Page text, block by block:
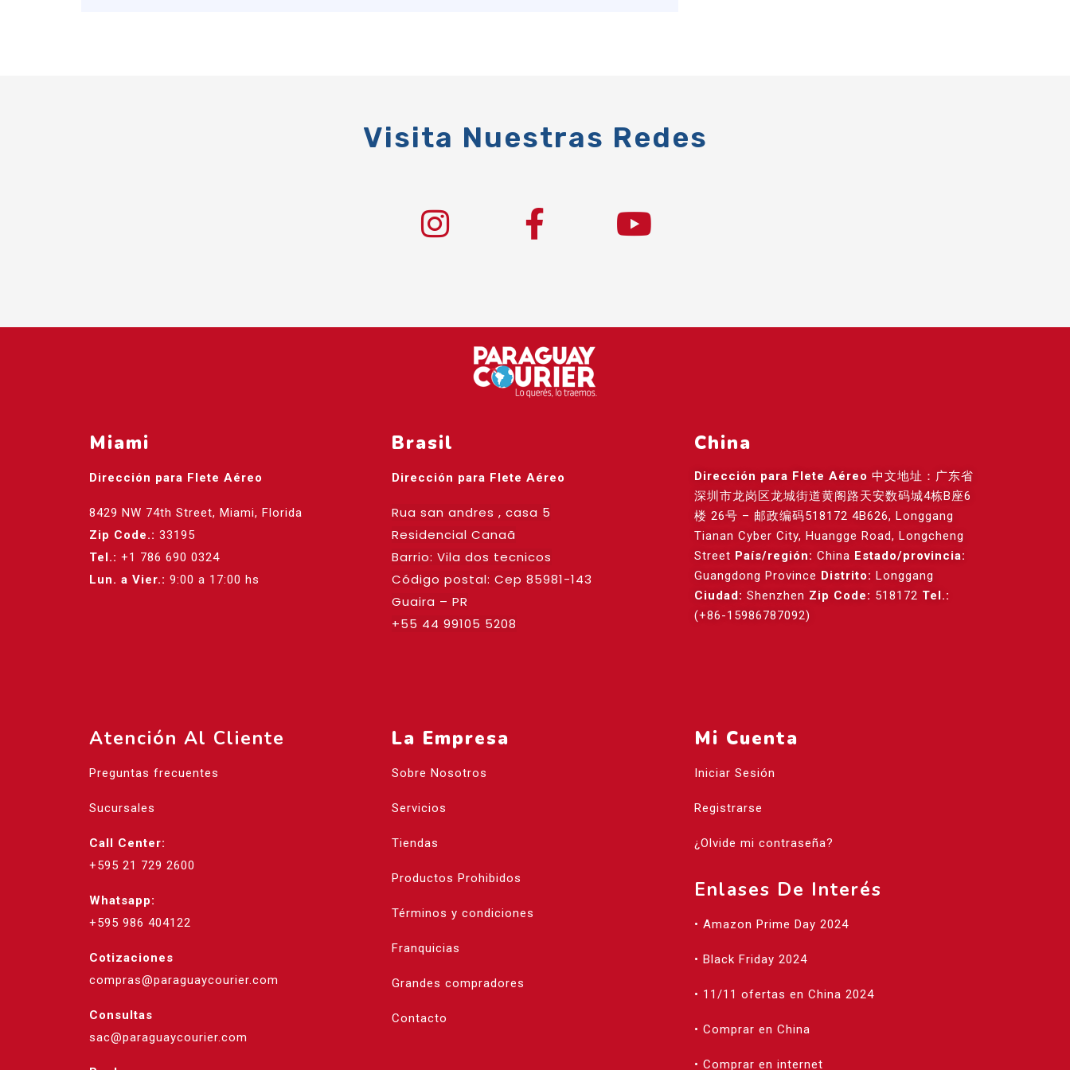
Visita Nuestras Redes
Miami
Dirección para Flete Aéreo
8429 NW 74th Street, Miami, Florida
Zip Code.: 33195
Tel.: +1 786 690 0324
Lun. a Vier.: 9:00 a 17:00 hs
Brasil
Dirección para Flete Aéreo
Rua san andres , casa 5
Residencial Canaã
Barrio: Vila dos tecnicos
Código postal: Cep 85981-143
Guaira – PR
+55 44 99105 5208
China
Dirección para Flete Aéreo 中文地址：广东省
深圳市龙岗区龙城街道黄阁路天安数码城4栋B座6
楼 26号 – 邮政编码518172 4B626, Longgang
Tianan Cyber City, Huangge Road, Longcheng
Street País/región: China Estado/provincia:
Guangdong Province Distrito: Longgang
Ciudad: Shenzhen Zip Code: 518172 Tel.:
(+86-15986787092)
Atención Al Cliente
Preguntas frecuentes
Sucursales
Call Center:
+595 21 729 2600
Whatsapp:
+595 986 404122
Cotizaciones
compras@paraguaycourier.com
Consultas
sac@paraguaycourier.com
La Empresa
Sobre Nosotros
Servicios
Tiendas
Productos Prohibidos
Términos y condiciones
Franquicias
Grandes compradores
Contacto
Mi Cuenta
Iniciar Sesión
Registrarse
¿Olvide mi contraseña?
Enlases De Interés
• Amazon Prime Day 2024
• Black Friday 2024
• 11/11 ofertas en China 2024
• Comprar en China
• Comprar en internet